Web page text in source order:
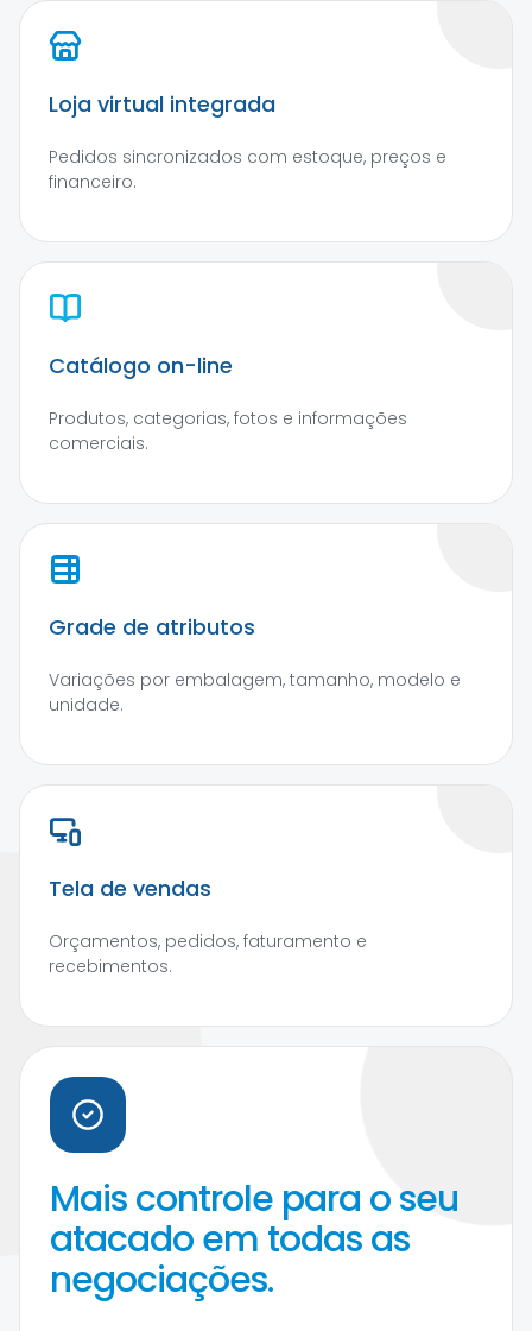
Loja virtual integrada
Pedidos sincronizados com estoque, preços e
financeiro.
Catálogo on-line
Produtos, categorias, fotos e informações
comerciais.
Grade de atributos
Variações por embalagem, tamanho, modelo e
unidade.
Tela de vendas
Orçamentos, pedidos, faturamento e
recebimentos.
Mais controle para o seu
atacado em todas as
negociações.